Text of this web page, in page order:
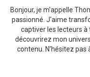
Bonjour, je m'appelle
passionné. J'aime
captiver les lecteurs à
découvrirez mon
contenu. N'hésitez pas